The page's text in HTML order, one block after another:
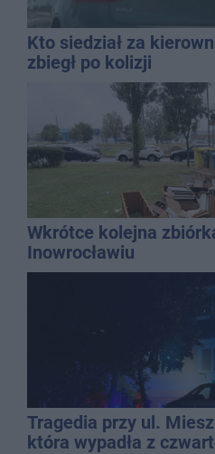
Kto siedział za
zbiegł po kolizji
Wkrótce kolejna
Inowrocławiu
Tragedia przy ul.
która wypadła z